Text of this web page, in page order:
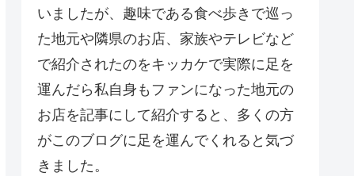
いましたが、趣味である食べ歩きで巡っ
た地元や隣県のお店、家族やテレビなど
で紹介されたのをキッカケで実際に足を
運んだら私自身もファンになった地元の
お店を記事にして紹介すると、多くの方
がこのブログに足を運んでくれると気づ
きました。